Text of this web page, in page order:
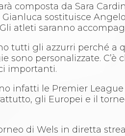
composta da Sara
Gianluca sostituisce
atleti saranno
tutti gli azzurri perché a
sono personalizzate.
importanti.
infatti le Premier
gli Europei e il
di Wels in diretta